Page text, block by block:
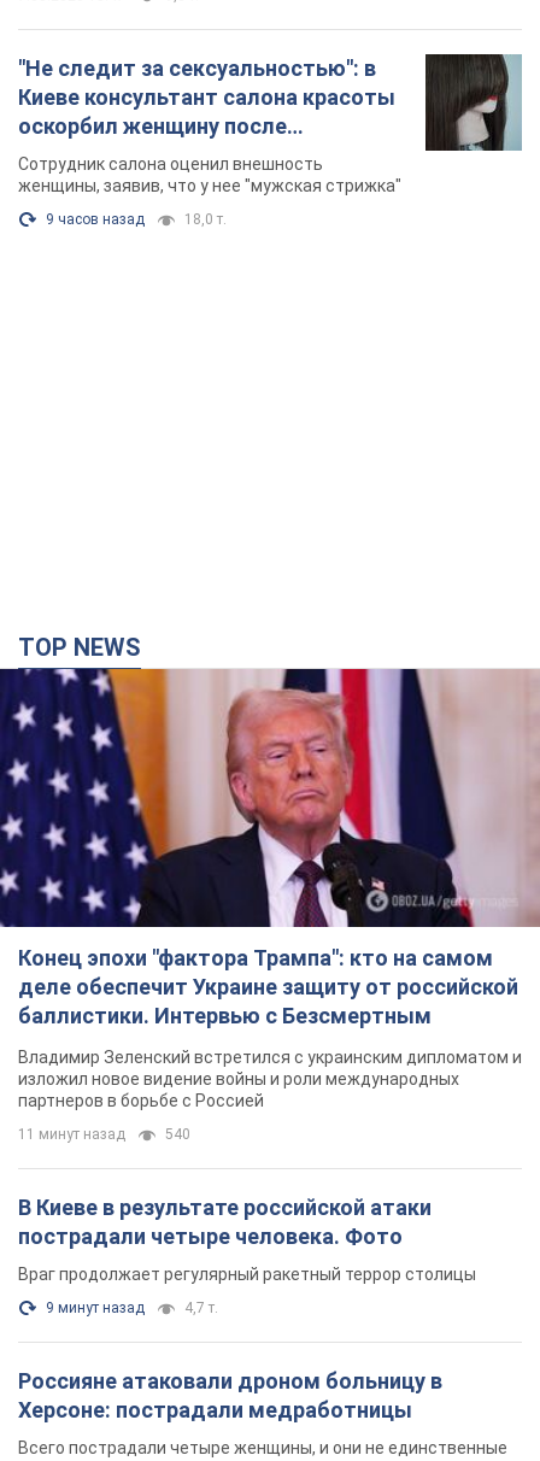
Конец эпохи "фактора Трампа": кто на самом
деле обеспечит Украине защиту от российской
баллистики. Интервью с Безсмертным
Владимир Зеленский встретился с украинским дипломатом и
изложил новое видение войны и роли международных
партнеров в борьбе с Россией
11 минут назад
В Киеве в результате российской атаки
пострадали четыре человека. Фото
Враг продолжает регулярный ракетный террор столицы
9 минут назад 4,7 т.
Россияне атаковали дроном больницу в
Херсоне: пострадали медработницы
Всего пострадали четыре женщины, и они не единственные
раненые за сутки
6 часов назад